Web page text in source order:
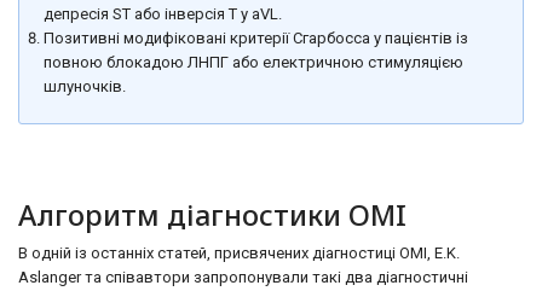
депресія ST або інверсія Т у aVL.
Позитивні модифіковані критерії Сгарбосса у пацієнтів із
повною блокадою ЛНПГ або електричною стимуляцією
шлуночків.
Алгоритм діагностики OMI
В одній із останніх статей, присвячених діагностиці OMI, E.K.
Aslanger та співавтори запропонували такі два діагностичні